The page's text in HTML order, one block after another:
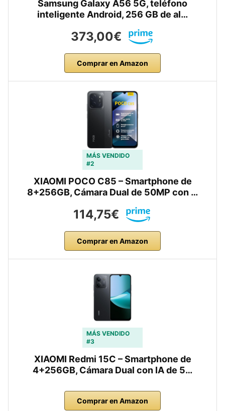
Samsung Galaxy A56 5G, teléfono
inteligente Android, 256 GB de al…
373,00€
Comprar en Amazon
MÁS VENDIDO
#2
XIAOMI POCO C85 – Smartphone de
8+256GB, Cámara Dual de 50MP con …
114,75€
Comprar en Amazon
MÁS VENDIDO
#3
XIAOMI Redmi 15C – Smartphone de
4+256GB, Cámara Dual con IA de 5…
Comprar en Amazon